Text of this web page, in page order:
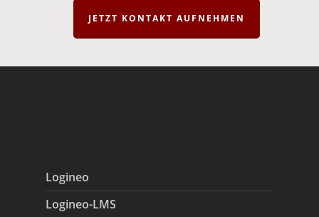
JETZT KONTAKT AUFNEHMEN
Logineo
Logineo-LMS